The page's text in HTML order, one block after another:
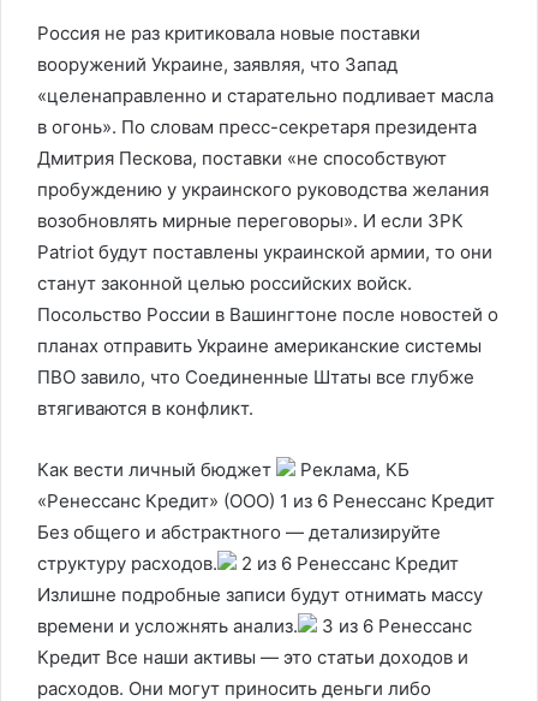
Россия не раз критиковала новые поставки
вооружений Украине, заявляя, что Запад
«целенаправленно и старательно подливает масла
в огонь». По словам пресс-секретаря президента
Дмитрия Пескова, поставки «не способствуют
пробуждению у украинского руководства желания
возобновлять мирные переговоры». И если ЗРК
Patriot будут поставлены украинской армии, то они
станут законной целью российских войск.
Посольство России в Вашингтоне после новостей о
планах отправить Украине американские системы
ПВО завило, что Соединенные Штаты все глубже
втягиваются в конфликт.
Как вести личный бюджет
Реклама, КБ
«Ренессанс Кредит» (ООО) 1 из 6 Ренессанс Кредит
Без общего и абстрактного — детализируйте
структуру расходов.
2 из 6 Ренессанс Кредит
Излишне подробные записи будут отнимать массу
времени и усложнять анализ.
3 из 6 Ренессанс
Кредит Все наши активы — это статьи доходов и
расходов. Они могут приносить деньги либо